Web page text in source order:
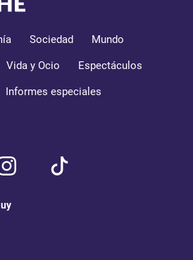
Sociedad Mundo
Vida y Ocio Espectáculos
Informes especiales